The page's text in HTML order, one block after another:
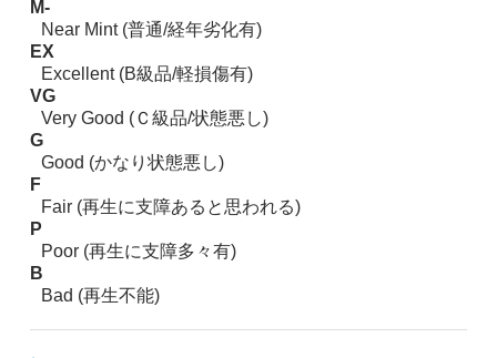
M-
Near Mint (普通/経年劣化有)
EX
Excellent (B級品/軽損傷有)
VG
Very Good (Ｃ級品/状態悪し)
G
Good (かなり状態悪し)
F
Fair (再生に支障あると思われる)
P
Poor (再生に支障多々有)
B
Bad (再生不能)